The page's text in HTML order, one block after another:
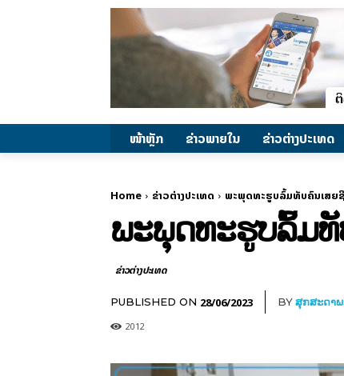
ໜ້າຫຼັກ ຂ່າວພາຍ​ໃນ ຂ່າວຕ່າງປະເທດ
Home ຂ່າວຕ່າງປະເທດ ພະພຸດທະຮູບລົ້ມທັບຄົນເສຍ
ພະພຸດທະຮູບລົ້ມ
ຂ່າວຕ່າງປະເທດ
PUBLISHED ON 28/06/2023 BYສຸກສະດາ
2012